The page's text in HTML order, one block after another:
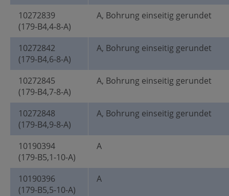
10272839
(179-B4,4-8-A)
A, Bohrung einseitig gerundet
10272842
(179-B4,6-8-A)
A, Bohrung einseitig gerundet
10272845
(179-B4,7-8-A)
A, Bohrung einseitig gerundet
10272848
(179-B4,9-8-A)
A, Bohrung einseitig gerundet
10190394
(179-B5,1-10-A)
A
10190396
(179-B5,5-10-A)
A